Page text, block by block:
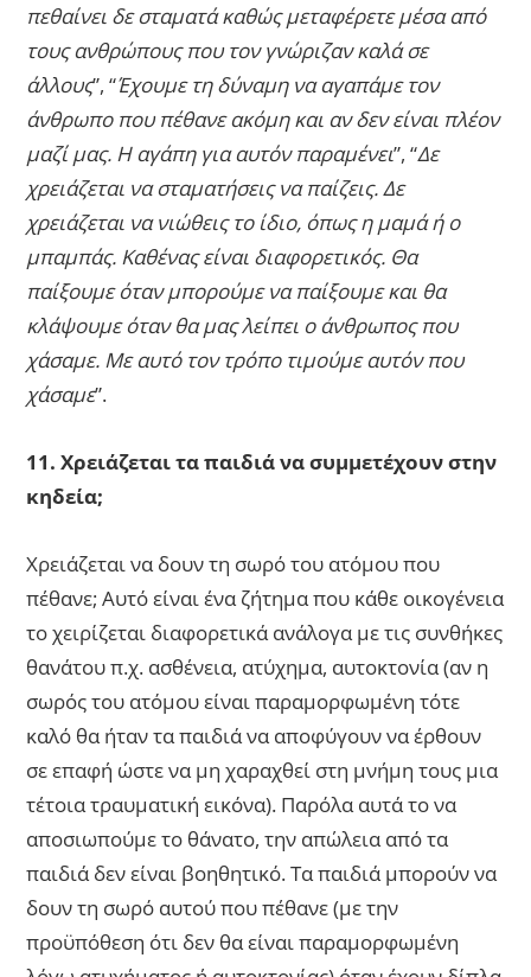
πεθαίνει δε σταματά καθώς μεταφέρετε μέσα από
τους ανθρώπους που τον γνώριζαν καλά σε
άλλους”, “Έχουμε τη δύναμη να αγαπάμε τον
άνθρωπο που πέθανε ακόμη και αν δεν είναι πλέον
μαζί μας. Η αγάπη για αυτόν παραμένει”, “Δε
χρειάζεται να σταματήσεις να παίζεις. Δε
χρειάζεται να νιώθεις το ίδιο, όπως η μαμά ή ο
μπαμπάς. Καθένας είναι διαφορετικός. Θα
παίξουμε όταν μπορούμε να παίξουμε και θα
κλάψουμε όταν θα μας λείπει ο άνθρωπος που
χάσαμε. Με αυτό τον τρόπο τιμούμε αυτόν που
χάσαμε”.
11. Χρειάζεται τα παιδιά να συμμετέχουν στην
κηδεία;
Χρειάζεται να δουν τη σωρό του ατόμου που
πέθανε; Αυτό είναι ένα ζήτημα που κάθε οικογένεια
το χειρίζεται διαφορετικά ανάλογα με τις συνθήκες
θανάτου π.χ. ασθένεια, ατύχημα, αυτοκτονία (αν η
σωρός του ατόμου είναι παραμορφωμένη τότε
καλό θα ήταν τα παιδιά να αποφύγουν να έρθουν
σε επαφή ώστε να μη χαραχθεί στη μνήμη τους μια
τέτοια τραυματική εικόνα). Παρόλα αυτά το να
αποσιωπούμε το θάνατο, την απώλεια από τα
παιδιά δεν είναι βοηθητικό. Τα παιδιά μπορούν να
δουν τη σωρό αυτού που πέθανε (με την
προϋπόθεση ότι δεν θα είναι παραμορφωμένη